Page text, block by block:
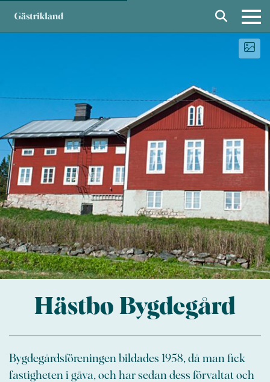
Hästbo Bygdegård
Bygdegårdsföreningen bildades 1958, då man fick
fastigheten i gåva, och har sedan dess förvaltat och